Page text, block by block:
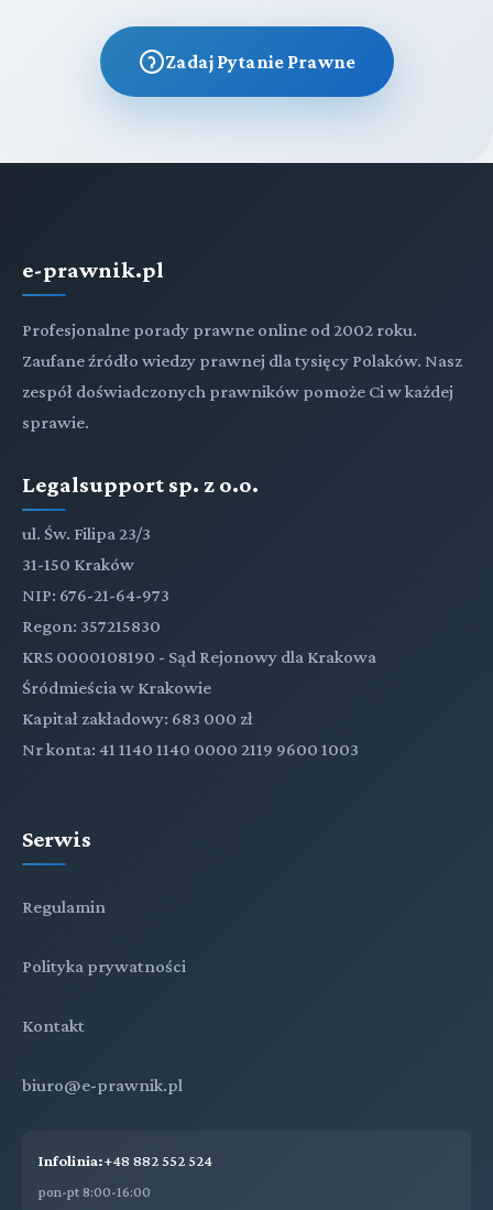
Zadaj Pytanie Prawne
e-prawnik.pl
Profesjonalne porady prawne online od 2002 roku.
Zaufane źródło wiedzy prawnej dla tysięcy Polaków. Nasz
zespół doświadczonych prawników pomoże Ci w każdej
sprawie.
Legalsupport sp. z o.o.
ul. Św. Filipa 23/3
31-150 Kraków
NIP: 676-21-64-973
Regon: 357215830
KRS 0000108190 - Sąd Rejonowy dla Krakowa
Śródmieścia w Krakowie
Kapitał zakładowy: 683 000 zł
Nr konta: 41 1140 1140 0000 2119 9600 1003
Serwis
Regulamin
Polityka prywatności
Kontakt
biuro@e-prawnik.pl
Infolinia:+48 882 552 524
pon-pt 8:00-16:00